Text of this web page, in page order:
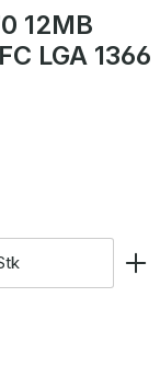
12MB
LGA 1366